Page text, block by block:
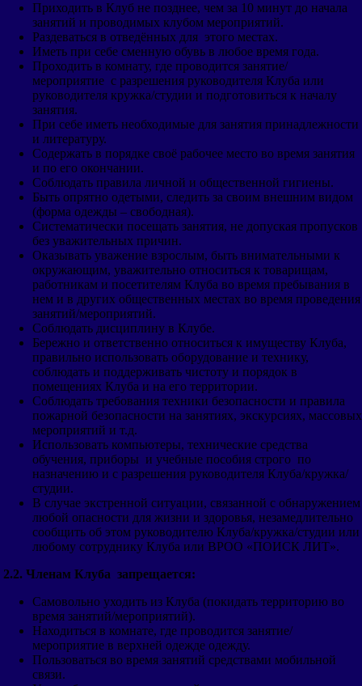
Приходить в Клуб не позднее, чем за 10 минут до начала
занятий и проводимых клубом мероприятий.
Раздеваться в отведённых для этого местах.
Иметь при себе сменную обувь в любое время года.
Проходить в комнату, где проводится занятие/
мероприятие с разрешения руководителя Клуба или
руководителя кружка/студии и подготовиться к началу
занятия.
При себе иметь необходимые для занятия принадлежности
и литературу.
Содержать в порядке своё рабочее место во время занятия
и по его окончании.
Соблюдать правила личной и общественной гигиены.
Быть опрятно одетыми, следить за своим внешним видом
(форма одежды – свободная).
Систематически посещать занятия, не допуская пропусков
без уважительных причин.
Оказывать уважение взрослым, быть внимательными к
окружающим, уважительно относиться к товарищам,
работникам и посетителям Клуба во время пребывания в
нем и в других общественных местах во время проведения
занятий/мероприятий.
Соблюдать дисциплину в Клубе.
Бережно и ответственно относиться к имуществу Клуба,
правильно использовать оборудование и технику,
соблюдать и поддерживать чистоту и порядок в
помещениях Клуба и на его территории.
Соблюдать требования техники безопасности и правила
пожарной безопасности на занятиях, экскурсиях, массовых
мероприятий и т.д.
Использовать компьютеры, технические средства
обучения, приборы и учебные пособия строго по
назначению и с разрешения руководителя Клуба/кружка/
студии.
В случае экстренной ситуации, связанной с обнаружением
любой опасности для жизни и здоровья, незамедлительно
сообщить об этом руководителю Клуба/кружка/студии или
любому сотруднику Клуба или ВРОО «ПОИСК ЛИТ».
2.2. Членам Клуба запрещается:
Самовольно уходить из Клуба (покидать территорию во
время занятий/мероприятий).
Находиться в комнате, где проводится занятие/
мероприятие в верхней одежде одежду.
Пользоваться во время занятий средствами мобильной
связи.